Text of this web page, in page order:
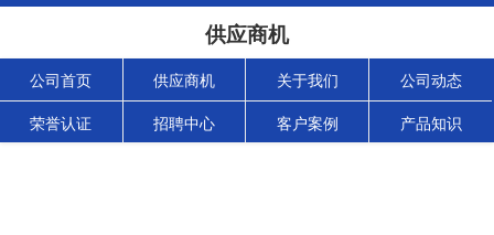
供应商机
公司首页 供应商机 关于我们 公司动态
荣誉认证 招聘中心 客户案例 产品知识